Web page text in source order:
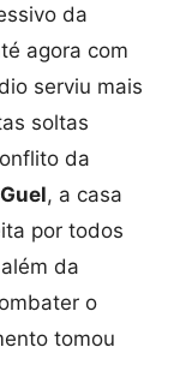
da
agora com
serviu mais
soltas
da
Guel, a casa
por todos
da
o
tomou